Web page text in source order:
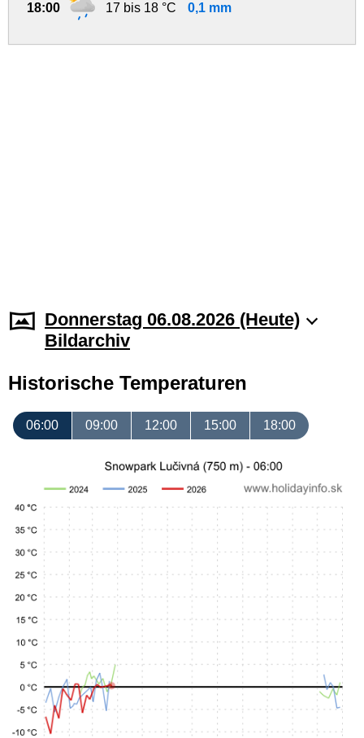
18:00 17 bis 18 °C 0,1 mm
Donnerstag 06.08.2026 (Heute)
Bildarchiv
Historische Temperaturen
06:00 09:00 12:00 15:00 18:00